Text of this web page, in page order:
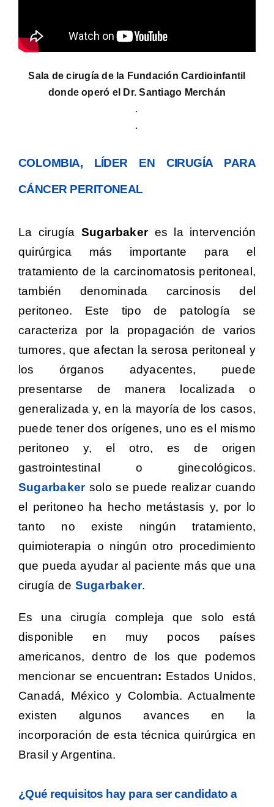
Sala de cirugía de la Fundación Cardioinfantil
donde operó el Dr. Santiago Merchán
.
.
COLOMBIA, LÍDER EN CIRUGÍA PARA
CÁNCER PERITONEAL
La cirugía Sugarbakeres la intervención
quirúrgica más importante para el
tratamiento de la carcinomatosis peritoneal,
también denominada carcinosis del
peritoneo. Este tipo de patología se
caracteriza por la propagación de varios
tumores, que afectan la serosa peritoneal y
los órganos adyacentes, puede
presentarse de manera localizada o
generalizada y, en la mayoría de los casos,
puede tener dos orígenes, uno es el mismo
peritoneo y, el otro, es de origen
gastrointestinal o ginecológicos.
Sugarbaker solo se puede realizar cuando
el peritoneo ha hecho metástasis y, por lo
tanto no existe ningún tratamiento,
quimioterapia o ningún otro procedimiento
que pueda ayudar al paciente más que una
cirugía de Sugarbaker.
Es una cirugía compleja que solo está
disponible en muy pocos países
americanos, dentro de los que podemos
mencionar se encuentran: Estados Unidos,
Canadá, México y Colombia. Actualmente
existen algunos avances en la
incorporación de esta técnica quirúrgica en
Brasil y Argentina.
¿Qué requisitos hay para ser candidato a